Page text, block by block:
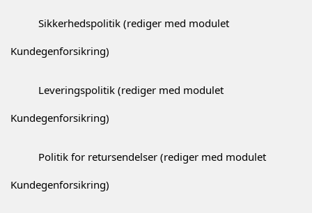
Sikkerhedspolitik (rediger med modulet
Kundegenforsikring)
Leveringspolitik (rediger med modulet
Kundegenforsikring)
Politik for retursendelser (rediger med modulet
Kundegenforsikring)